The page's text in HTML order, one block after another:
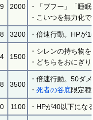
2000
・「ブフー」「睡
・こいつを無力化
3200 ・倍速行動。HPが
1500
・シレンの持ち物
・どちらをおにぎ
3500
・倍速行動。50ダ
・ 死者の谷底限定
1100 ・HPが40以下にな